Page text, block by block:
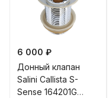
6 000 ₽
Донный клапан
Salini Callista S-
Sense 164201G